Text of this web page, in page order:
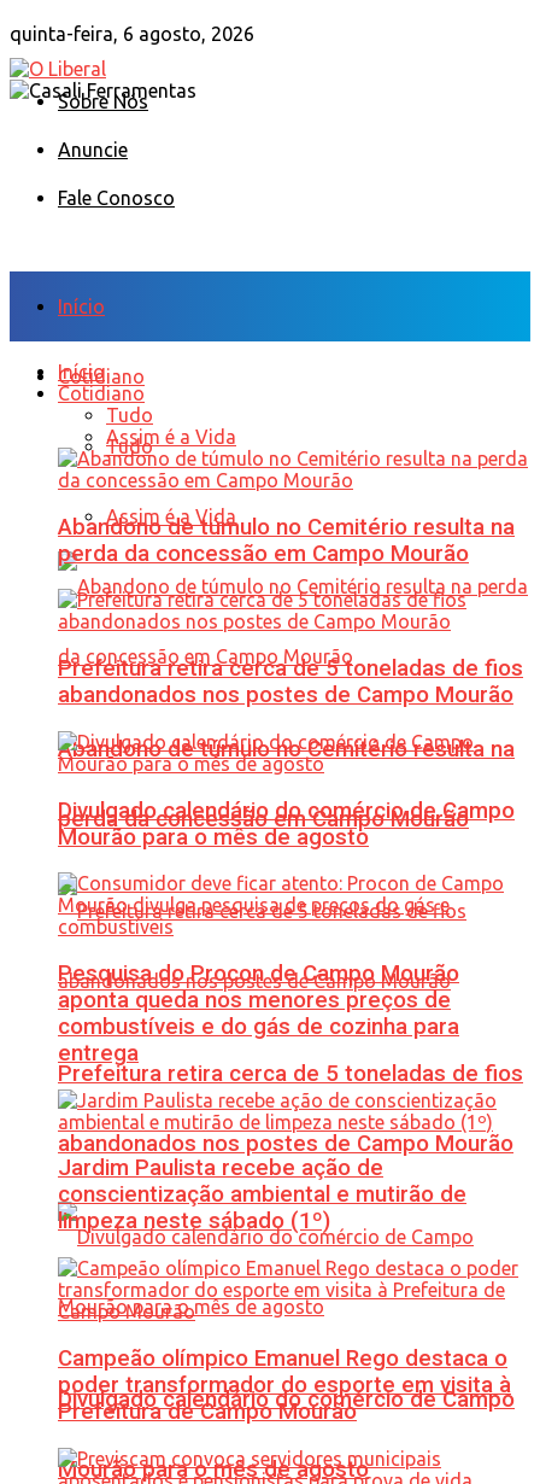
quinta-feira, 6 agosto, 2026
Sobre Nós
Anuncie
Fale Conosco
Início
Cotidiano
Tudo
Assim é a Vida
Abandono de túmulo no Cemitério resulta na
perda da concessão em Campo Mourão
Prefeitura retira cerca de 5 toneladas de fios
abandonados nos postes de Campo Mourão
Divulgado calendário do comércio de Campo
Mourão para o mês de agosto
Início
Cotidiano
Tudo
Assim é a Vida
Abandono de túmulo no Cemitério resulta na
perda da concessão em Campo Mourão
Prefeitura retira cerca de 5 toneladas de fios
abandonados nos postes de Campo Mourão
Divulgado calendário do comércio de Campo
Mourão para o mês de agosto
Pesquisa do Procon de Campo Mourão
aponta queda nos menores preços de
combustíveis e do gás de cozinha para
entrega
Jardim Paulista recebe ação de
conscientização ambiental e mutirão de
limpeza neste sábado (1º)
Campeão olímpico Emanuel Rego destaca o
poder transformador do esporte em visita à
Prefeitura de Campo Mourão